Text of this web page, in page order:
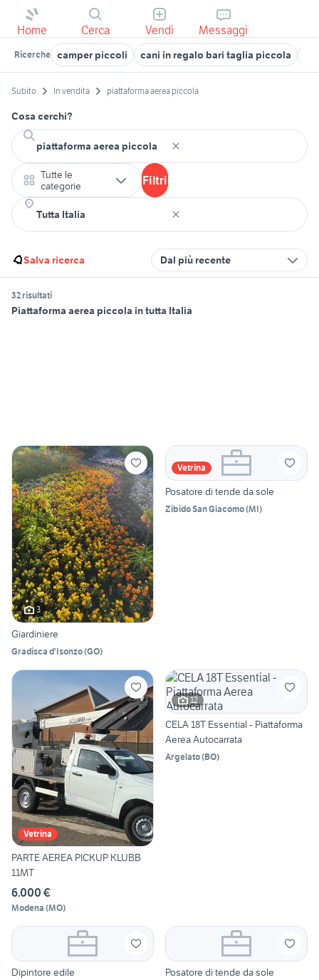
Home Cerca Vendi Messaggi
Ricerche camper piccoli cani in regalo bari taglia piccola
Subito In vendita piattaforma aerea piccola
Cosa cerchi?
Tutte le
categorie
Filtri
Salva ricerca Dal più recente
32 risultati
Piattaforma aerea piccola in tutta Italia
3
Giardiniere
Gradisca d'Isonzo(GO)
Vetrina
Posatore di tende da sole
Zibido San Giacomo(MI)
Vetrina
PARTE AEREA PICKUP KLUBB
11MT
6.000 €
Modena (MO)
12
CELA 18T Essential - Piattaforma
Aerea Autocarrata
Argelato(BO)
Dipintore edile Posatore di tende da sole